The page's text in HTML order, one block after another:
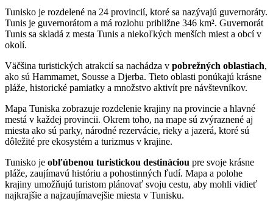
Tunisko je rozdelené na 24 provincií, ktoré sa nazývajú guvernoráty.
Tunis je guvernorátom a má rozlohu približne 346 km². Guvernorát
Tunis sa skladá z mesta Tunis a niekoľkých menších miest a obcí v
okolí.
Väčšina turistických atrakcií sa nachádza v pobrežných oblastiach,
ako sú Hammamet, Sousse a Djerba. Tieto oblasti ponúkajú krásne
pláže, historické pamiatky a množstvo aktivít pre návštevníkov.
Mapa Tuniska zobrazuje rozdelenie krajiny na provincie a hlavné
mestá v každej provincii. Okrem toho, na mape sú zvýraznené aj
miesta ako sú parky, národné rezervácie, rieky a jazerá, ktoré sú
dôležité pre ekosystém a turizmus v krajine.
Tunisko je obľúbenou turistickou destináciou pre svoje krásne
pláže, zaujímavú históriu a pohostinných ľudí. Mapa a polohe
krajiny umožňujú turistom plánovať svoju cestu, aby mohli vidieť
najkrajšie a najzaujímavejšie miesta v Tunisku.